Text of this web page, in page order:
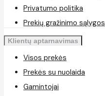
Privatumo politika
Prekių gražinimo sąlygos
Klientų aptarnavimas
Visos prekės
Prekės su nuolaida
Gamintojai